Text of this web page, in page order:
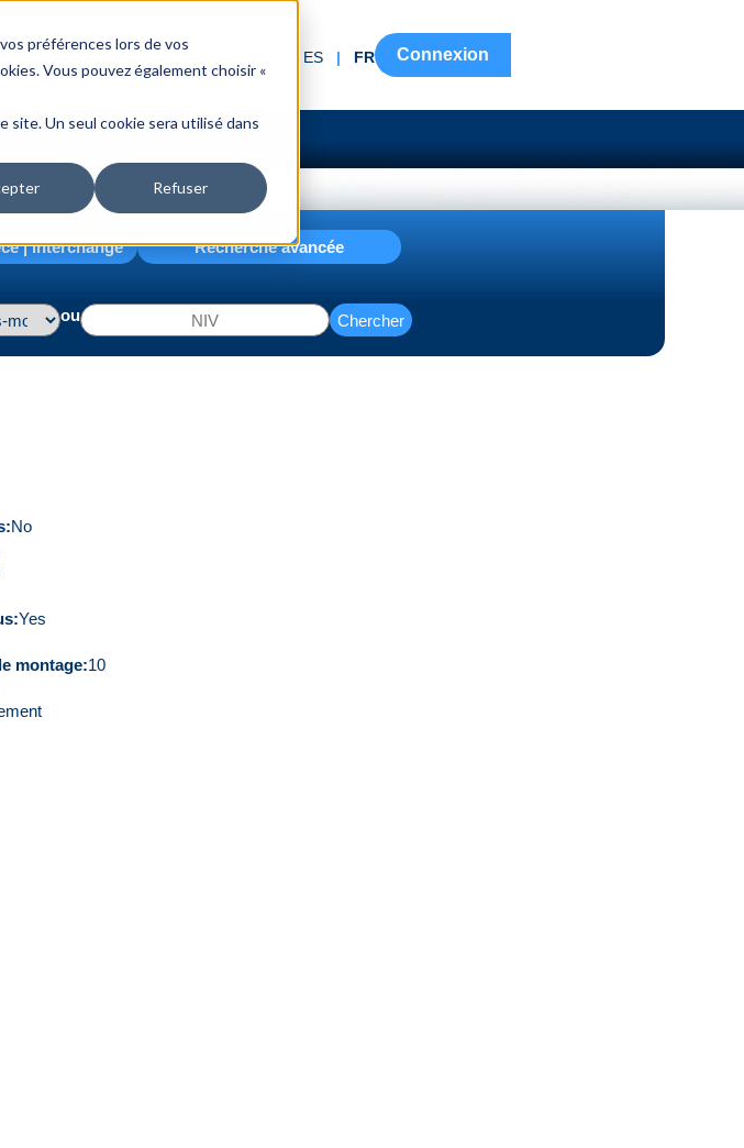
préférences lors de vos
Vous pouvez également choisir «
site. Un seul cookie sera utilisé dans
Refuser
ES | FR Connexion
| interchange Recherche avancée
ou Chercher
No
Yes
montage 10